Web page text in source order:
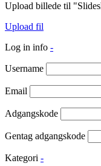
Upload billede til
Upload fil
Log in info -
Username
Email
Adgangskode
Gentag adgangskode
Kategori -